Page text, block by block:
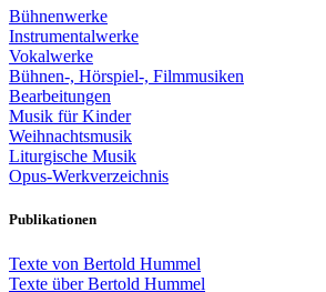
Bühnenwerke
Instrumentalwerke
Vokalwerke
Bühnen-, Hörspiel-, Filmmusiken
Bearbeitungen
Musik für Kinder
Weihnachtsmusik
Liturgische Musik
Opus-Werkverzeichnis
Publikationen
Texte von Bertold Hummel
Texte über Bertold Hummel